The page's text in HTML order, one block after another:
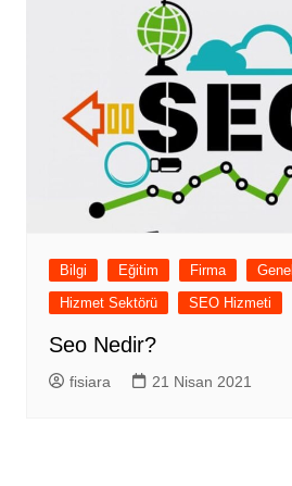
Bilgi Eğitim Firma
Genel
Hizmet Sektörü
SEO Hizmeti
Seo Nedir?
fisiara 21 Nisan 2021